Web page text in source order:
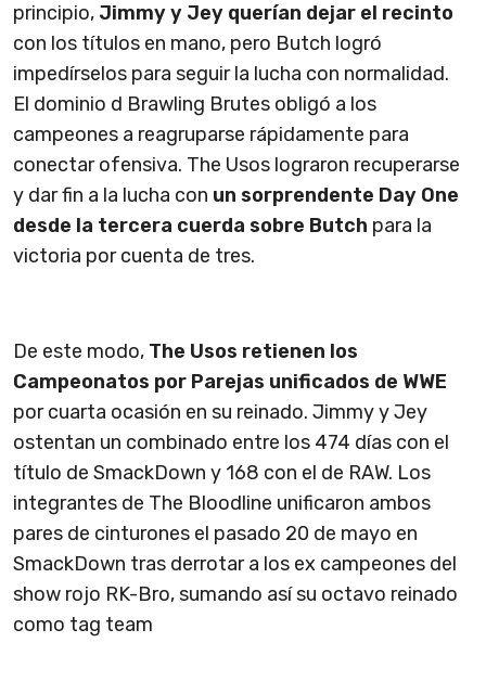
principio, Jimmy y Jey querían dejar el recinto
con los títulos en mano, pero Butch logró
impedírselos para seguir la lucha con normalidad.
El dominio d Brawling Brutes obligó a los
campeones a reagruparse rápidamente para
conectar ofensiva. The Usos lograron recuperarse
y dar fin a la lucha con un sorprendente Day One
desde la tercera cuerda sobre Butch para la
victoria por cuenta de tres.
De este modo, The Usos retienen los
Campeonatos por Parejas unificados de WWE
por cuarta ocasión en su reinado. Jimmy y Jey
ostentan un combinado entre los 474 días con el
título de SmackDown y 168 con el de RAW. Los
integrantes de The Bloodline unificaron ambos
pares de cinturones el pasado 20 de mayo en
SmackDown tras derrotar a los ex campeones del
show rojo RK-Bro, sumando así su octavo reinado
como tag team